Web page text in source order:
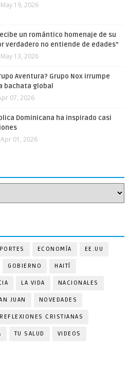
May 19, 2026
un romántico homenaje de su
verdadero no entiende de edades”
May 13, 2026
Aventura? Grupo Nox irrumpe
bachata global
07, 2026
Dominicana ha inspirado casi
Apr 01, 2026
ECONOMÍA EE.UU
GOBIERNO HAITÍ
LA VIDA NACIONALES
JUAN NOVEDADES
REFLEXIONES CRISTIANAS
TU SALUD VIDEOS